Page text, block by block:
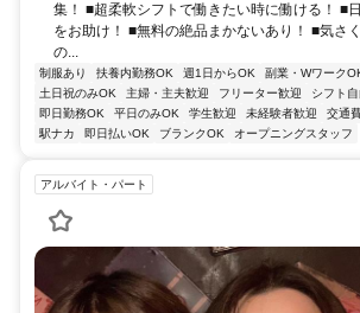
集！ ■超柔軟シフトで働きたい時に働ける！ ■
をお助け！ ■無料の絶品まかないあり！ ■気さ
の...
制服あり 扶養内勤務OK 週1日からOK 副業・Wワーク
土日祝のみOK
主婦・主夫歓迎 フリーター歓迎 シフト自
即日勤務OK
平日のみOK 学生歓迎 未経験者歓迎 交通
駅ナカ
即日払いOK ブランクOK オープニングスタッフ
アルバイト・パート